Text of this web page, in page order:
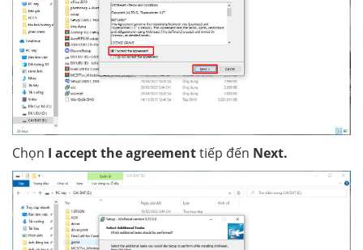
Chọn I accept the agreementtiếp đến Next.